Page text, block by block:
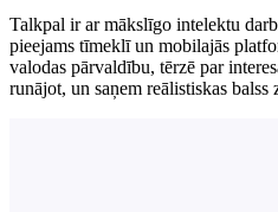
Talkpal ir ar mākslīgo intelektu
pieejams tīmeklī un mobilajās
valodas pārvaldību, tērzē par
runājot, un saņem reālistiskas